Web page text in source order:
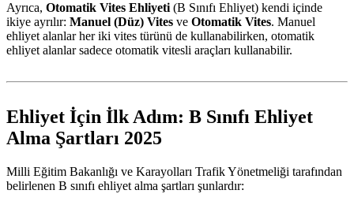
Ayrıca, Otomatik Vites Ehliyeti (B Sınıfı Ehliyet) kendi içinde
ikiye ayrılır: Manuel (Düz) Vites ve Otomatik Vites. Manuel
ehliyet alanlar her iki vites türünü de kullanabilirken, otomatik
ehliyet alanlar sadece otomatik vitesli araçları kullanabilir.
Ehliyet İçin İlk Adım: B Sınıfı Ehliyet
Alma Şartları 2025
Milli Eğitim Bakanlığı ve Karayolları Trafik Yönetmeliği tarafından
belirlenen B sınıfı ehliyet alma şartları şunlardır: